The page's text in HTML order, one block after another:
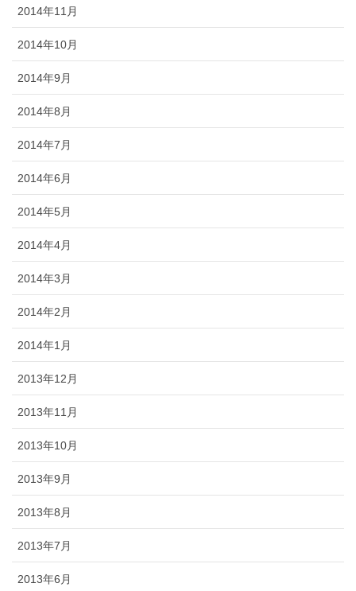
2014年11月
2014年10月
2014年9月
2014年8月
2014年7月
2014年6月
2014年5月
2014年4月
2014年3月
2014年2月
2014年1月
2013年12月
2013年11月
2013年10月
2013年9月
2013年8月
2013年7月
2013年6月